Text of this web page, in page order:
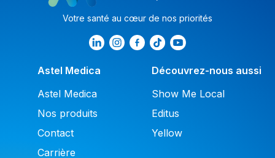
Votre santé au cœur de nos priorités
Astel Medica
Astel Medica
Nos produits
Contact
Carrière
Découvrez-nous aussi
Show Me Local
Editus
Yellow